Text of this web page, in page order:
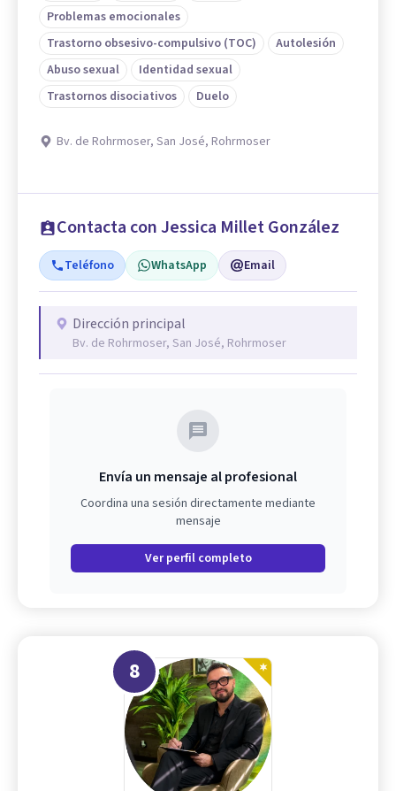
Problemas emocionales
Trastorno obsesivo-compulsivo (TOC)
Autolesión
Abuso sexual
Identidad sexual
Trastornos disociativos
Duelo
Bv. de Rohrmoser, San José, Rohrmoser
Contacta con Jessica Millet González
Teléfono WhatsApp Email
Dirección principal
Bv. de Rohrmoser, San José, Rohrmoser
Envía un mensaje al profesional
Coordina una sesión directamente mediante
mensaje
Ver perfil completo
8